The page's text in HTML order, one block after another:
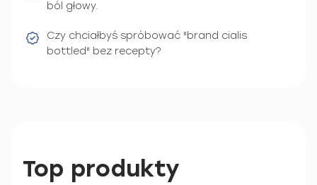
ból głowy.
Czy chciałbyś spróbować "brand cialis
bottled" bez recepty?
Top produkty